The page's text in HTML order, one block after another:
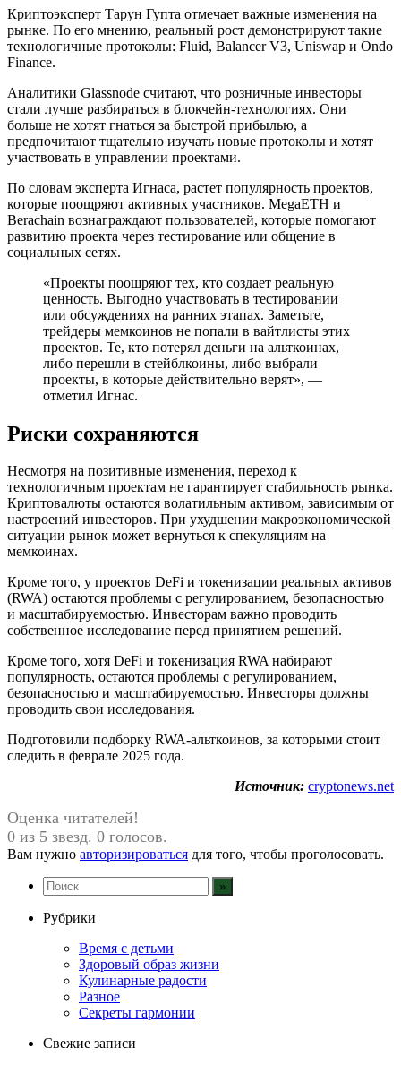
Криптоэксперт Тарун Гупта отмечает важные изменения на
рынке. По его мнению, реальный рост демонстрируют такие
технологичные протоколы: Fluid, Balancer V3, Uniswap и Ondo
Finance.
Аналитики Glassnode считают, что розничные инвесторы
стали лучше разбираться в блокчейн-технологиях. Они
больше не хотят гнаться за быстрой прибылью, а
предпочитают тщательно изучать новые протоколы и хотят
участвовать в управлении проектами.
По словам эксперта Игнаса, растет популярность проектов,
которые поощряют активных участников. MegaETH и
Berachain вознаграждают пользователей, которые помогают
развитию проекта через тестирование или общение в
социальных сетях.
«Проекты поощряют тех, кто создает реальную
ценность. Выгодно участвовать в тестировании
или обсуждениях на ранних этапах. Заметьте,
трейдеры мемкоинов не попали в вайтлисты этих
проектов. Те, кто потерял деньги на альткоинах,
либо перешли в стейблкоины, либо выбрали
проекты, в которые действительно верят», —
отметил Игнас.
Риски сохраняются
Несмотря на позитивные изменения, переход к
технологичным проектам не гарантирует стабильность рынка.
Криптовалюты остаются волатильным активом, зависимым от
настроений инвесторов. При ухудшении макроэкономической
ситуации рынок может вернуться к спекуляциям на
мемкоинах.
Кроме того, у проектов DeFi и токенизации реальных активов
(RWA) остаются проблемы с регулированием, безопасностью
и масштабируемостью. Инвесторам важно проводить
собственное исследование перед принятием решений.
Кроме того, хотя DeFi и токенизация RWA набирают
популярность, остаются проблемы с регулированием,
безопасностью и масштабируемостью. Инвесторы должны
проводить свои исследования.
Подготовили подборку RWA-альткоинов, за которыми стоит
следить в феврале 2025 года.
Источник: cryptonews.net
Оценка читателей!
0 из 5 звезд. 0 голосов.
Вам нужно авторизироваться для того, чтобы проголосовать.
Рубрики
Время с детьми
Здоровый образ жизни
Кулинарные радости
Разное
Секреты гармонии
Свежие записи